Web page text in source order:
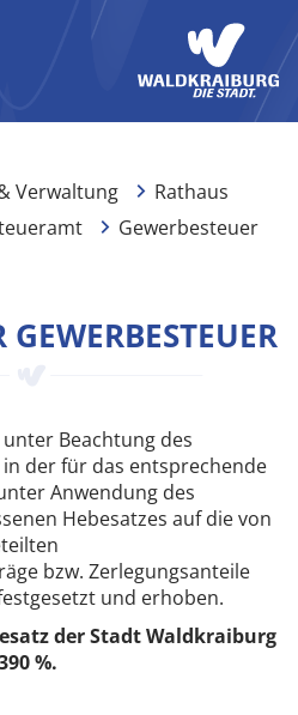
Verwaltung
Rathaus
Gewerbesteuer
Beachtung des
der für das entsprechende
Anwendung des
Hebesatzes auf die von
bzw. Zerlegungsanteile
und erhoben.
der Stadt Waldkraiburg
%.